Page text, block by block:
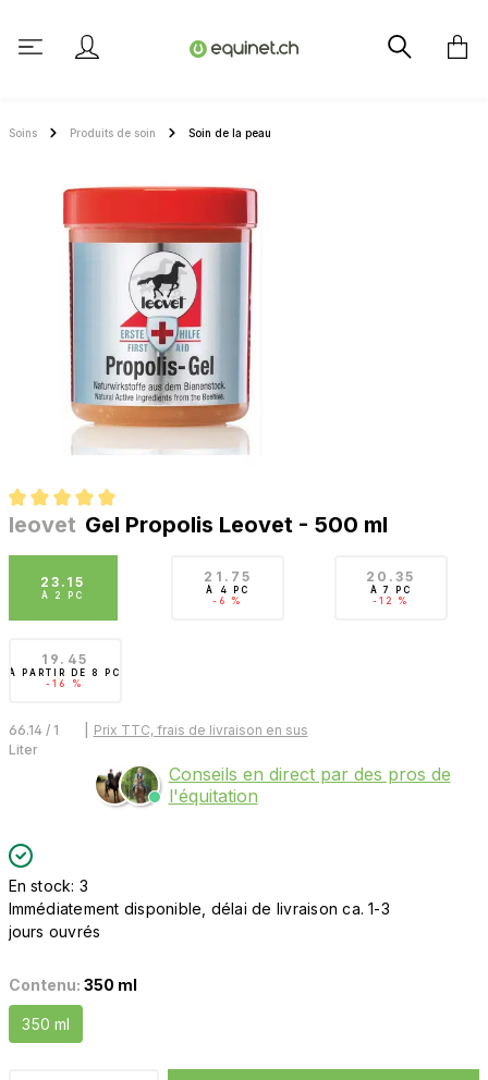
Soins Produits de soin Soin de la peau
Note moyenne de 5 sur 5 étoiles
leovet Gel Propolis Leovet - 500 ml
23.15
À 2 PC
21.75
À 4 PC
-6 %
20.35
À 7 PC
-12 %
19.45
À PARTIR DE 8 PC
-16 %
66.14 / 1
Liter
Prix TTC, frais de livraison en sus
Conseils en direct par des pros de
l'équitation
En stock: 3
Immédiatement disponible, délai de livraison ca. 1-3
jours ouvrés
Contenu: 350 ml
350 ml